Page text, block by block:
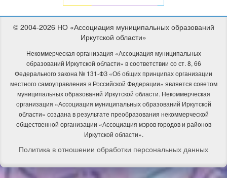
© 2004-2026 НО «Ассоциация муниципальных образований
Иркутской области»
Некоммерческая организация «Ассоциация муниципальных
образований Иркутской области» в соответствии со ст. 8, 66
Федерального закона № 131-ФЗ «Об общих принципах организации
местного самоуправления в Российской Федерации» является советом
муниципальных образований Иркутской области. Некоммерческая
организация «Ассоциация муниципальных образований Иркутской
области» создана в результате преобразования некоммерческой
общественной организации «Ассоциация мэров городов и районов
Иркутской области».
Политика в отношении обработки персональных данных